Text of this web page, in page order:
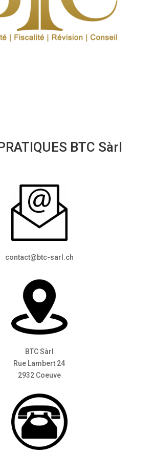
BTC Sàrl
contact@btc-sarl.ch
BTC Sàrl
Rue Lambert 24
2932 Coeuve